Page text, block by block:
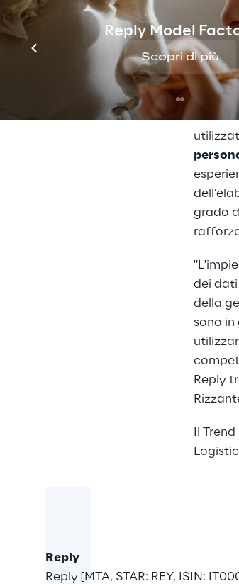
Reply Model
Scopri di più
ma di
Nel
grado
dei dati
della
sono in
Reply
Il
Reply
Reply [MTA, STAR: REY, ISIN: